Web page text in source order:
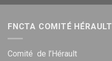
FNCTA COMITÉ HÉRAULT
Comité de l’Hérault